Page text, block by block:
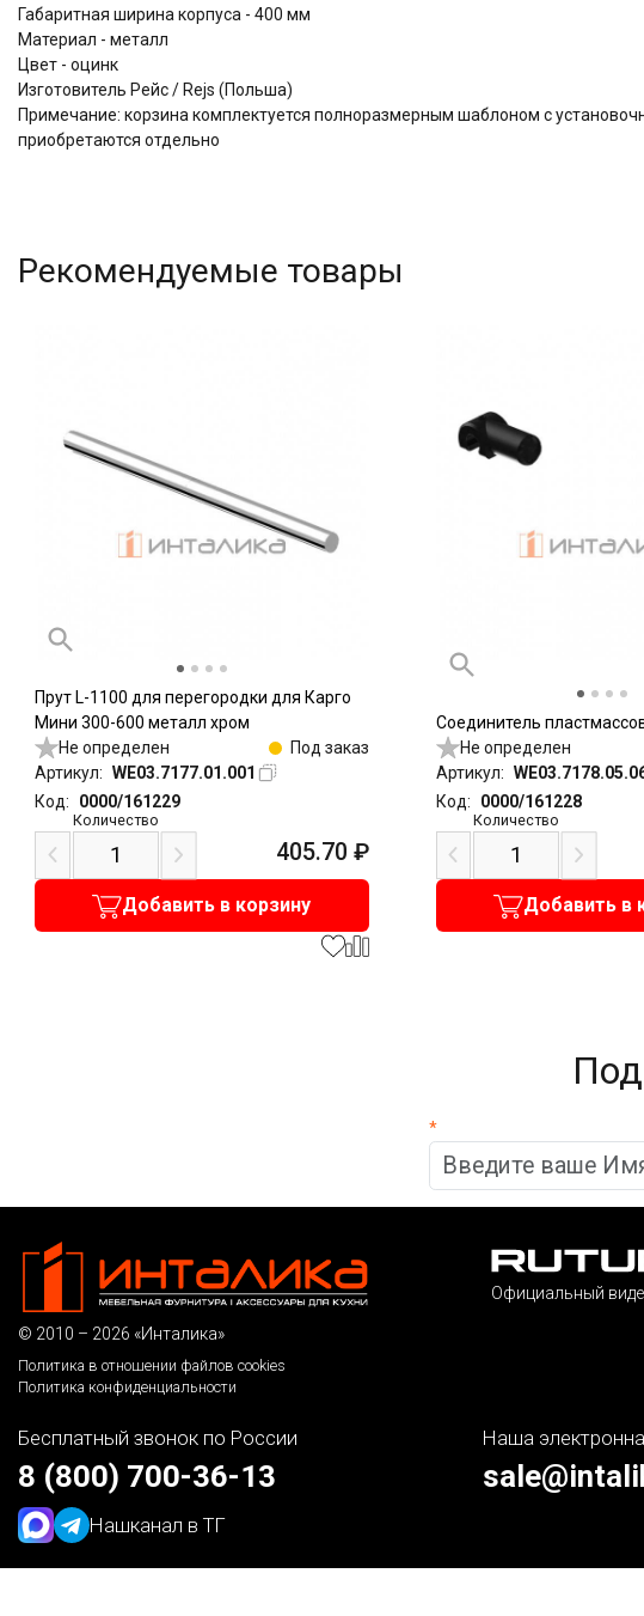
Габаритная ширина корпуса - 400 мм
Материал - металл
Цвет - оцинк
Изготовитель Рейс / Rejs (Польша)
Примечание: корзина комплектуется полноразмерным шаблоном с
приобретаются отдельно
Рекомендуемые товары
Прут L-1100 для перегородки для Карго
Мини 300-600 металл хром
Не определен
Под заказ
Артикул: WE03.7177.01.001
Код:
0000/161229
Количество
405.70 ₽
Добавить в корзину
Соединитель
Не определен
Артикул:
Код:
0000/161228
Количество
Добавить в
*
© 2010 – 2026 «Инталика»
Политика в отношении файлов cookies
Политика конфиденциальности
Официальный
Бесплатный звонок по России
8 (800) 700-36-13
Нашканал в ТГ
Наша